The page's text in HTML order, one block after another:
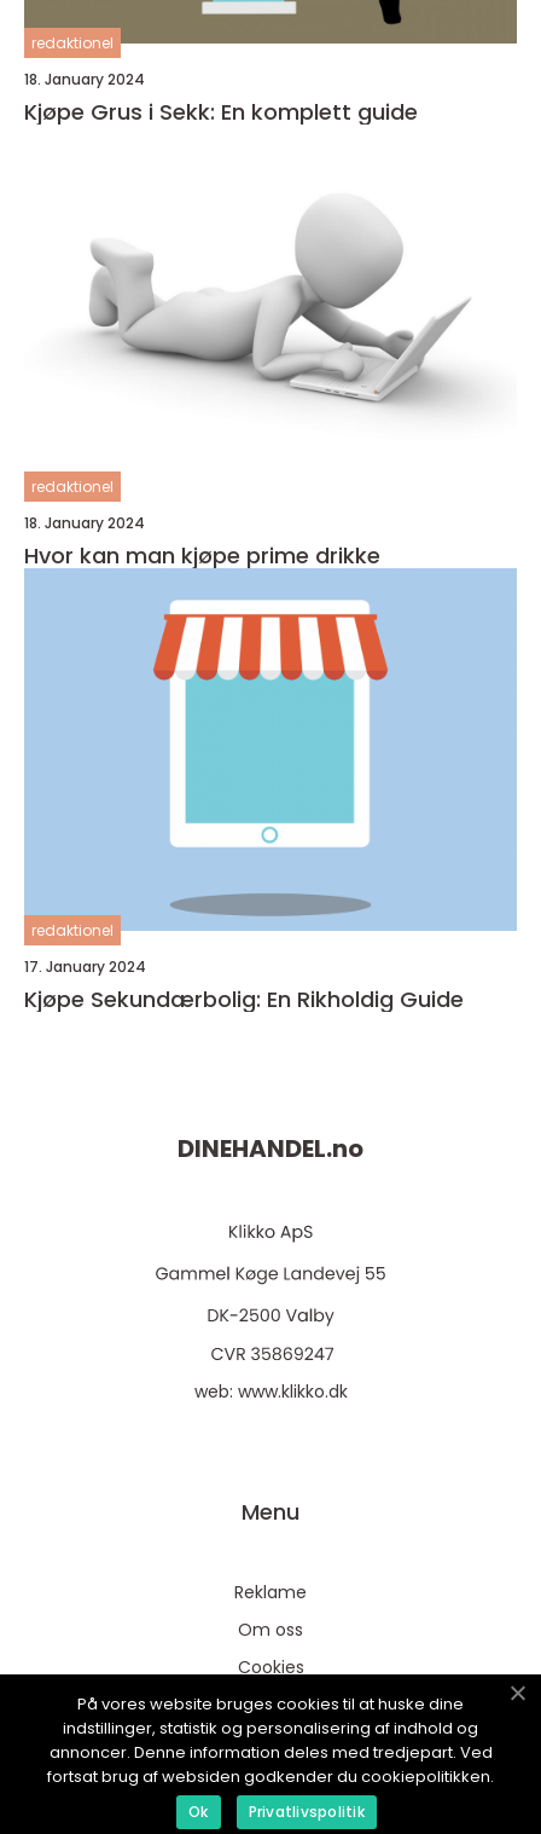
redaktionel
18. January 2024
Kjøpe Grus i Sekk: En komplett guide
redaktionel
18. January 2024
Hvor kan man kjøpe prime drikke
redaktionel
17. January 2024
Kjøpe Sekundærbolig: En Rikholdig Guide
DINEHANDEL.no
web: www.klikko.dk
Menu
Reklame
Om oss
Cookies
Kontakt Oss
Sitemap
På vores website bruges cookies til at huske dine
indstillinger, statistik og personalisering af indhold og
annoncer. Denne information deles med tredjepart. Ved
fortsat brug af websiden godkender du cookiepolitikken.
Ok Privatlivspolitik